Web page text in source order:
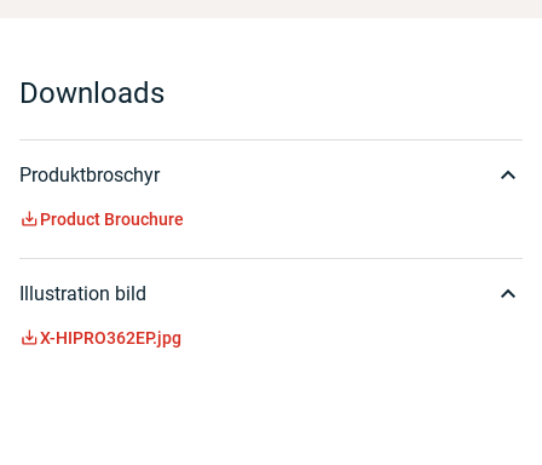
Downloads
Produktbroschyr
Product Brouchure
Illustration bild
X-HIPRO362EP.jpg